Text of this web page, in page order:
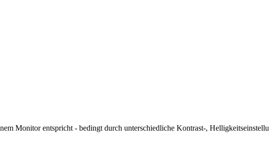
Monitor entspricht - bedingt durch unterschiedliche Kontrast-,